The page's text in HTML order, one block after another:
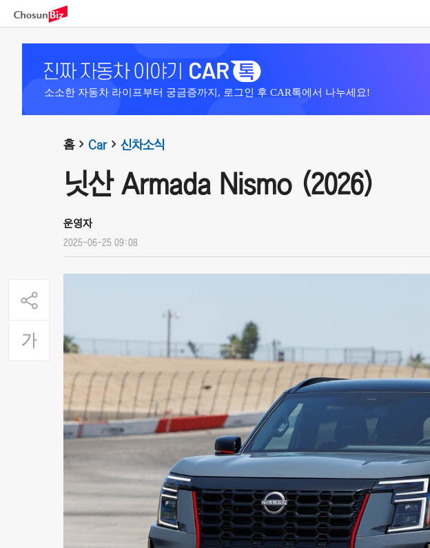
소소한 자동차 라이프부터 궁금증까지, 로그인 후 CAR톡에서 나누세요!
홈 Car 신차소식
닛산 Armada Nismo (2026)
운영자
2025-06-25 09:08